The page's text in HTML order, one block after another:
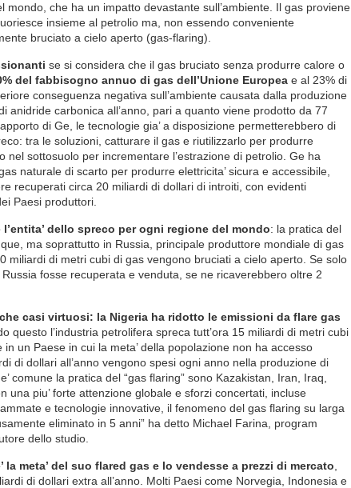
mondo, che ha un impatto devastante sull’ambiente. Il gas proviene
insieme al petrolio ma, non essendo conveniente
bruciato a cielo aperto (gas-flaring).
se si considera che il gas bruciato senza produrre calore o
del fabbisogno annuo di gas dell’Unione Europea e al 23% di
conseguenza negativa sull’ambiente causata dalla produzione
anidride carbonica all’anno, pari a quanto viene prodotto da 77
di Ge, le tecnologie gia’ a disposizione permetterebbero di
tra le soluzioni, catturare il gas e riutilizzarlo per produrre
nel sottosuolo per incrementare l’estrazione di petrolio. Ge ha
naturale di scarto per produrre elettricita’ sicura e accessibile,
recuperati circa 20 miliardi di dollari di introiti, con evidenti
Paesi produttori.
dello spreco per ogni regione del mondo: la pratica del
ma soprattutto in Russia, principale produttore mondiale di gas
miliardi di metri cubi di gas vengono bruciati a cielo aperto. Se solo
Russia fosse recuperata e venduta, se ne ricaverebbero oltre 2
casi virtuosi: la Nigeria ha ridotto le emissioni da flare gas
questo l’industria petrolifera spreca tutt’ora 15 miliardi di metri cubi
un Paese in cui la meta’ della popolazione non ha accesso
di dollari all’anno vengono spesi ogni anno nella produzione di
comune la pratica del “gas flaring” sono Kazakistan, Iran, Iraq,
una piu’ forte attenzione globale e sforzi concertati, incluse
e tecnologie innovative, il fenomeno del gas flaring su larga
eliminato in 5 anni” ha detto Michael Farina, program
dello studio.
la meta’ del suo flared gas e lo vendesse a prezzi di mercato
di dollari extra all’anno. Molti Paesi come Norvegia, Indonesia e